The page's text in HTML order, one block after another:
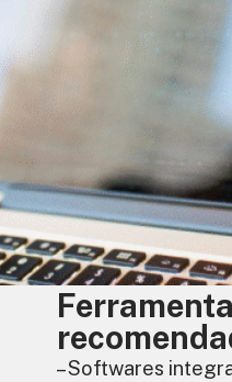
– Softwares